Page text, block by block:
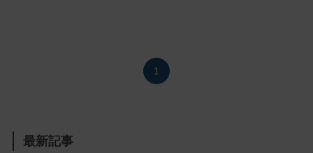
1
最新記事